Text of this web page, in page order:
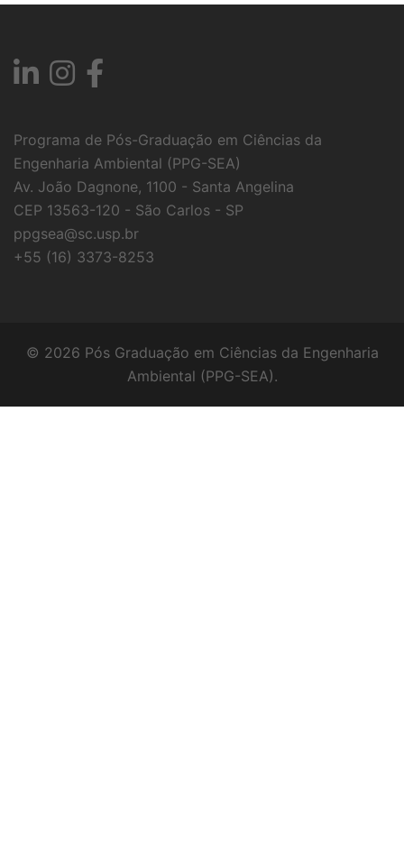
Programa de Pós-Graduação em Ciências da
Engenharia Ambiental (PPG-SEA)
Av. João Dagnone, 1100 - Santa Angelina
CEP 13563-120 - São Carlos - SP
ppgsea@sc.usp.br
+55 (16) 3373-8253
© 2026 Pós Graduação em Ciências da Engenharia
Ambiental (PPG-SEA).